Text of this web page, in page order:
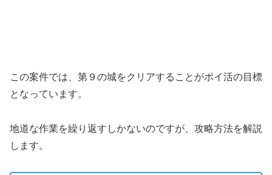
この案件では、第９の城をクリアすることがポイ活の目標
となっています。
地道な作業を繰り返すしかないのですが、攻略方法を解説
します。